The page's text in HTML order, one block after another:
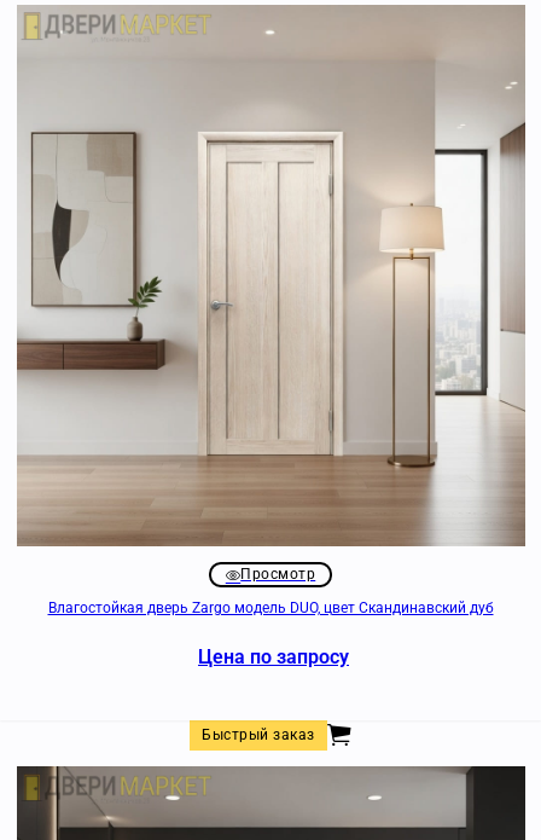
Просмотр
Влагостойкая дверь Zargo модель DUO, цвет Скандинавский дуб
Цена по запросу
Быстрый заказ